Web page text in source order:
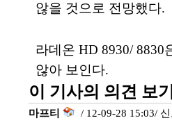
않을 것으로 전망했다.
라데온 HD 8930/ 8830
않아 보인다.
이 기사의 의견 보기
마프티 / 12-09-28 15:03/